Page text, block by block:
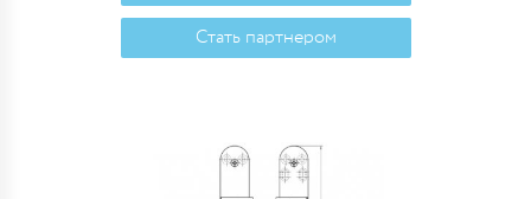
Стать партнером